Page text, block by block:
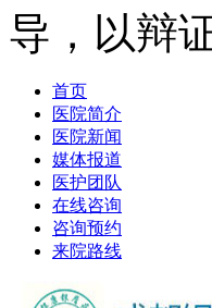
导，以辩
首页
医院简介
医院新闻
媒体报道
医护团队
在线咨询
咨询预约
来院路线